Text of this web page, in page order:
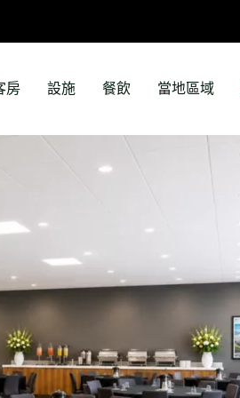
房 設施 餐飲 當地區域